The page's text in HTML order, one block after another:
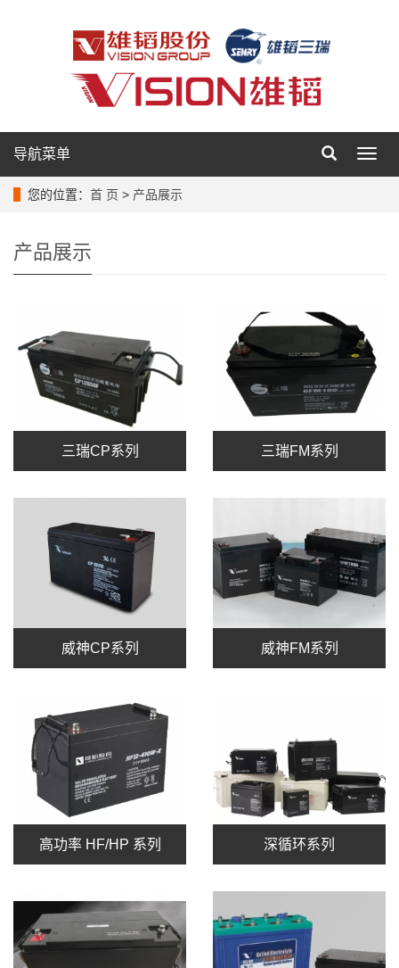
导
导航菜单
您的位置： 首 页 > 产品展示
产品展示
三瑞CP系列 三瑞FM系列
威神CP系列 威神FM系列
高功率 HF/HP 系列 深循环系列